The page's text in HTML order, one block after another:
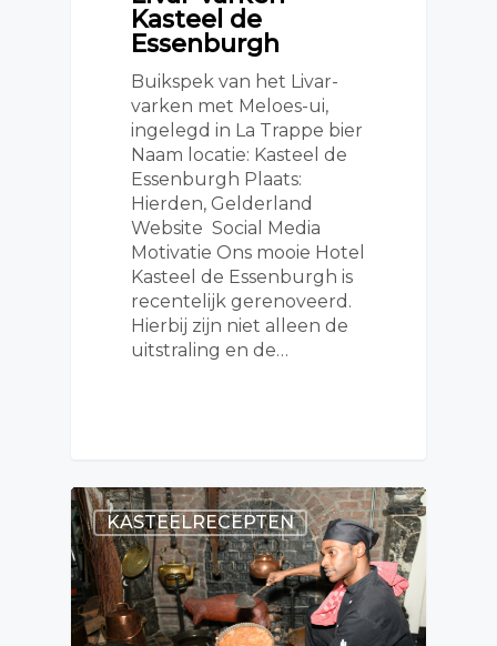
Kasteel de
Essenburgh
Buikspek van het Livar-
varken met Meloes-ui,
ingelegd in La Trappe bier
Naam locatie: Kasteel de
Essenburgh Plaats:
Hierden, Gelderland
Website Social Media
Motivatie Ons mooie Hotel
Kasteel de Essenburgh is
recentelijk gerenoveerd.
Hierbij zijn niet alleen de
uitstraling en de…
KASTEELRECEPTEN